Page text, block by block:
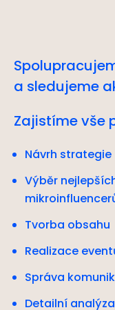
a sledujeme
Zajistíme vše
Návrh strategie
Výběr
Tvorba obsahu
Realizace
Správa
Detailní analýza